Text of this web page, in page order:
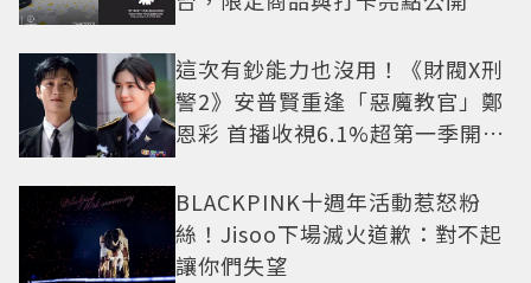
這次有鈔能力也沒用！《財閥X刑
警2》安普賢重逢「惡魔教官」鄭
恩彩 首播收視6.1%超第一季開紅
BLACKPINK十週年活動惹怒粉
絲！Jisoo下場滅火道歉：對不起
讓你們失望